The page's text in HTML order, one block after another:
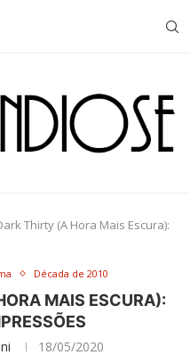
Thirty (A Hora Mais Escura):
Década de 2010
MAIS ESCURA):
18/05/2020